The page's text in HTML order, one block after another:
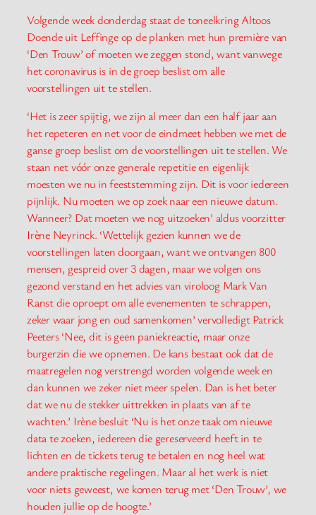
Volgende week donderdag staat de toneelkring Altoos
Doende uit Leffinge op de planken met hun première van
‘Den Trouw’ of moeten we zeggen stond, want vanwege
het coronavirus is in de groep beslist om alle
voorstellingen uit te stellen.
‘Het is zeer spijtig, we zijn al meer dan een half jaar aan
het repeteren en net voor de eindmeet hebben we met de
ganse groep beslist om de voorstellingen uit te stellen. We
staan net vóór onze generale repetitie en eigenlijk
moesten we nu in feeststemming zijn. Dit is voor iedereen
pijnlijk. Nu moeten we op zoek naar een nieuwe datum.
Wanneer? Dat moeten we nog uitzoeken’ aldus voorzitter
Irène Neyrinck. ‘Wettelijk gezien kunnen we de
voorstellingen laten doorgaan, want we ontvangen 800
mensen, gespreid over 3 dagen, maar we volgen ons
gezond verstand en het advies van viroloog Mark Van
Ranst die oproept om alle evenementen te schrappen,
zeker waar jong en oud samenkomen’ vervolledigt Patrick
Peeters ‘Nee, dit is geen paniekreactie, maar onze
burgerzin die we opnemen. De kans bestaat ook dat de
maatregelen nog verstrengd worden volgende week en
dan kunnen we zeker niet meer spelen. Dan is het beter
dat we nu de stekker uittrekken in plaats van af te
wachten.’ Irène besluit ‘Nu is het onze taak om nieuwe
data te zoeken, iedereen die gereserveerd heeft in te
lichten en de tickets terug te betalen en nog heel wat
andere praktische regelingen. Maar al het werk is niet
voor niets geweest, we komen terug met ‘Den Trouw’, we
houden jullie op de hoogte.’